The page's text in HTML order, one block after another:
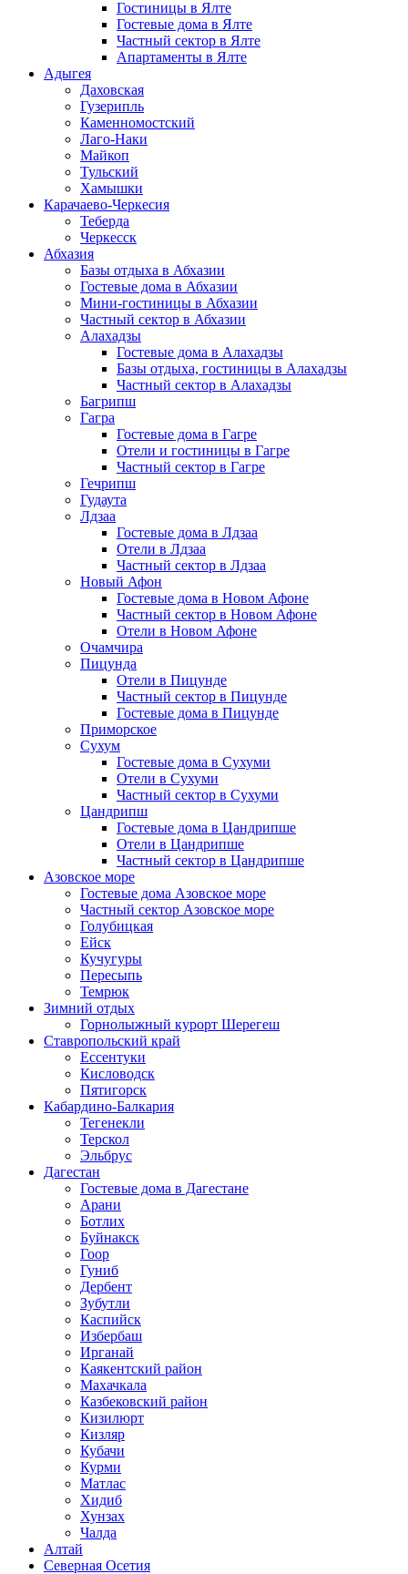
Гостиницы в Ялте
Гостевые дома в Ялте
Частный сектор в Ялте
Апартаменты в Ялте
Адыгея
Даховская
Гузерипль
Каменномостский
Лаго-Наки
Майкоп
Тульский
Хамышки
Карачаево-Черкесия
Теберда
Черкесск
Абхазия
Базы отдыха в Абхазии
Гостевые дома в Абхазии
Мини-гостиницы в Абхазии
Частный сектор в Абхазии
Алахадзы
Гостевые дома в Алахадзы
Базы отдыха, гостиницы в Алахадзы
Частный сектор в Алахадзы
Багрипш
Гагра
Гостевые дома в Гагре
Отели и гостиницы в Гагре
Частный сектор в Гагре
Гечрипш
Гудаута
Лдзаа
Гостевые дома в Лдзаа
Отели в Лдзаа
Частный сектор в Лдзаа
Новый Афон
Гостевые дома в Новом Афоне
Частный сектор в Новом Афоне
Отели в Новом Афоне
Очамчира
Пицунда
Отели в Пицунде
Частный сектор в Пицунде
Гостевые дома в Пицунде
Приморское
Сухум
Гостевые дома в Сухуми
Отели в Сухуми
Частный сектор в Сухуми
Цандрипш
Гостевые дома в Цандрипше
Отели в Цандрипше
Частный сектор в Цандрипше
Азовское море
Гостевые дома Азовское море
Частный сектор Азовское море
Голубицкая
Ейск
Кучугуры
Пересыпь
Темрюк
Зимний отдых
Горнолыжный курорт Шерегеш
Ставропольский край
Ессентуки
Кисловодск
Пятигорск
Кабардино-Балкария
Тегенекли
Терскол
Эльбрус
Дагестан
Гостевые дома в Дагестане
Арани
Ботлих
Буйнакск
Гоор
Гуниб
Дербент
Зубутли
Каспийск
Избербаш
Ирганай
Каякентский район
Махачкала
Казбековский район
Кизилюрт
Кизляр
Кубачи
Курми
Матлас
Хидиб
Хунзах
Чалда
Алтай
Северная Осетия